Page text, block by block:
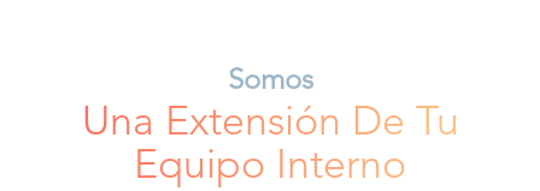
Somos
Una Extensión De Tu
Equipo Interno